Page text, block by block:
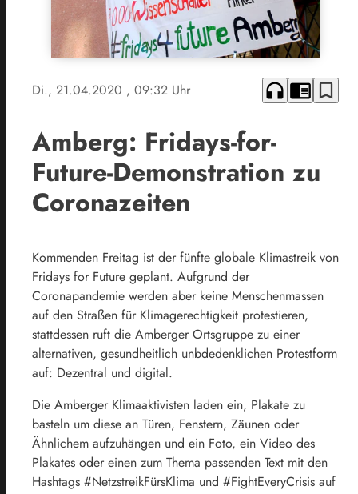
Di., 21.04.2020 , 09:32 Uhr headphones chrome_reader_mode bookmark_border
Amberg: Fridays-for-
Future-Demonstration zu
Coronazeiten
Kommenden Freitag ist der fünfte globale Klimastreik von
Fridays for Future geplant. Aufgrund der
Coronapandemie werden aber keine Menschenmassen
auf den Straßen für Klimagerechtigkeit protestieren,
stattdessen ruft die Amberger Ortsgruppe zu einer
alternativen, gesundheitlich unbdedenklichen Protestform
auf: Dezentral und digital.
Die Amberger Klimaaktivisten laden ein, Plakate zu
basteln um diese an Türen, Fenstern, Zäunen oder
Ähnlichem aufzuhängen und ein Foto, ein Video des
Plakates oder einen zum Thema passenden Text mit den
Hashtags #NetzstreikFürsKlima und #FightEveryCrisis auf